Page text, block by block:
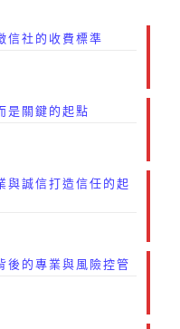
信社的收費標準
是關鍵的起點
與誠信打造信任的起
後的專業與風險控管